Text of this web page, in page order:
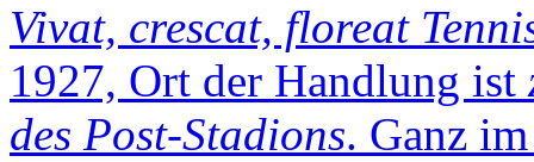
Vivat, crescat, floreat
1927, Ort der Handlung ist
des Post-Stadions. Ganz